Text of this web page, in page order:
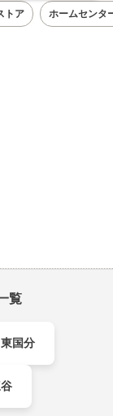
トア ホームセンタ
覧
東国分